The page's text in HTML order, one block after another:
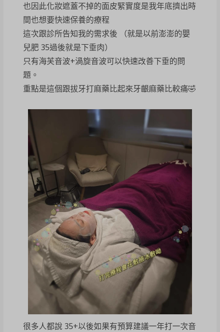
也因此化妝遮蓋不掉的面皮緊實度是我年底擠出時
間也想要快速保養的療程
這次跟診所告知我的需求後 （就是以前澎澎的嬰
兒肥 35過後就是下垂肉）
只有海芙音波+渦旋音波可以快速改善下垂的問
題。
重點是這個跟拔牙打麻藥比起來牙齦麻藥比較痛🤣
很多人都說 35+以後如果有預算建議一年打一次音